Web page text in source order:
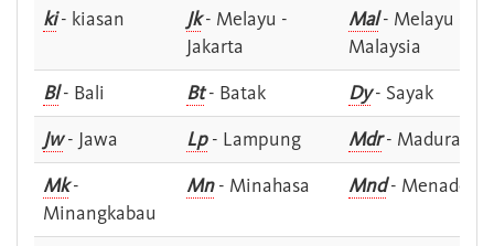
ki- kiasan Jk- Melayu -
Jakarta
Mal- Melayu -
Malaysia
Bl- Bali Bt- Batak Dy- Sayak
Jw- Jawa Lp- Lampung Mdr- Madura
Mk-
Minangkabau
Mn- Minahasa Mnd- Menado